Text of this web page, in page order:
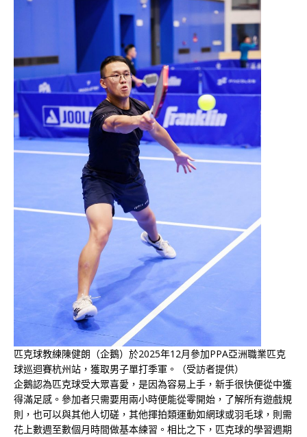
匹克球教練陳健朗（企鵝）於2025年12月參加PPA亞洲職業匹克
球巡迴賽杭州站，獲取男子單打季軍。（受訪者提供）
企鵝認為匹克球受大眾喜愛，是因為容易上手，新手很快便從中獲
得滿足感。參加者只需要用兩小時便能從零開始，了解所有遊戲規
則，也可以與其他人切磋，其他揮拍類運動如網球或羽毛球，則需
花上數週至數個月時間做基本練習。相比之下，匹克球的學習週期